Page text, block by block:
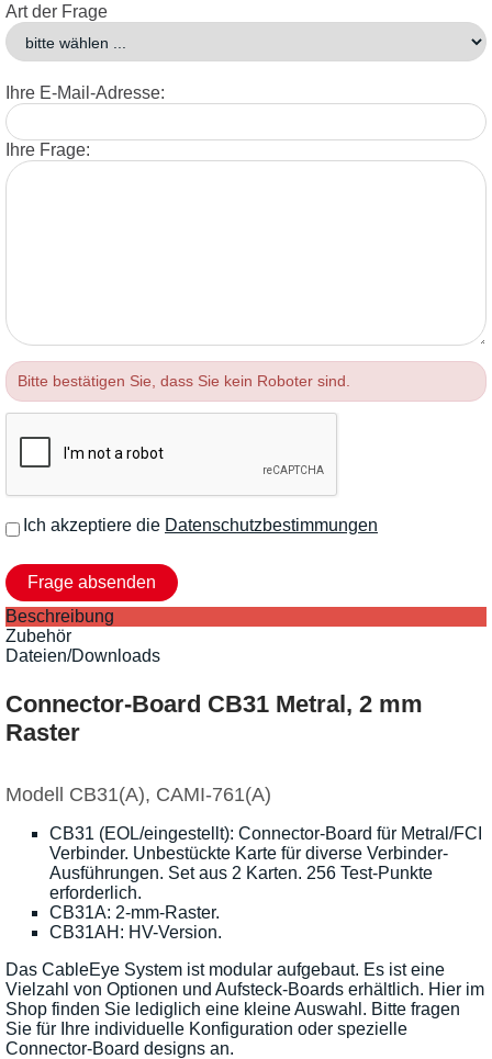
Art der Frage
Ihre E-Mail-Adresse:
Ihre Frage:
Bitte bestätigen Sie, dass Sie kein Roboter sind.
Ich akzeptiere die Datenschutzbestimmungen
Beschreibung
Zubehör
Dateien/Downloads
Connector-Board CB31 Metral, 2 mm
Raster
Modell CB31(A), CAMI-761(A)
CB31 (EOL/eingestellt): Connector-Board für Metral/FCI
Verbinder. Unbestückte Karte für diverse Verbinder-
Ausführungen. Set aus 2 Karten. 256 Test-Punkte
erforderlich.
CB31A: 2-mm-Raster.
CB31AH: HV-Version.
Das CableEye System ist modular aufgebaut. Es ist eine
Vielzahl von Optionen und Aufsteck-Boards erhältlich. Hier im
Shop finden Sie lediglich eine kleine Auswahl. Bitte fragen
Sie für Ihre individuelle Konfiguration oder spezielle
Connector-Board designs an.